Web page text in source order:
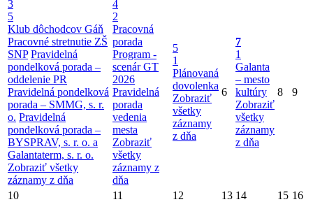
3
5
Klub dôchodcov Gáň
Pracovné stretnutie ZŠ
SNP Pravidelná
pondelková porada –
oddelenie PR
Pravidelná pondelková
porada – SMMG, s. r.
o. Pravidelná
pondelková porada –
BYSPRAV, s. r. o. a
Galantaterm, s. r. o.
Zobraziť všetky
záznamy z dňa
4
2
Pracovná
porada
Program -
scenár GT
2026
Pravidelná
porada
vedenia
mesta
Zobraziť
všetky
záznamy z
dňa
5
1
Plánovaná
dovolenka
Zobraziť
všetky
záznamy
z dňa
6
7
1
Galanta
– mesto
kultúry
Zobraziť
všetky
záznamy
z dňa
8 9
10 11 12 13 14 15 16